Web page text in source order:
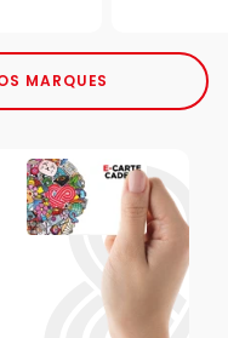
MARQUES